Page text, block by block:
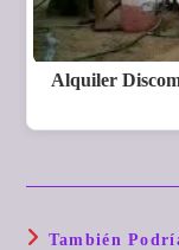
Alquiler
También